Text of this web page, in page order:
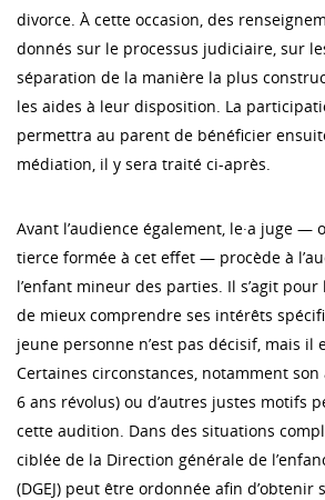
divorce. À cette occasion, des
donnés sur le processus judiciaire, sur
séparation de la manière la plus
les aides à leur disposition. La
permettra au parent de bénéficier
médiation, il y sera traité ci-après.
Avant l’audience également, le·a juge —
tierce formée à cet effet — procède à
l’enfant mineur des parties. Il s’agit
de mieux comprendre ses intérêts
jeune personne n’est pas décisif, mais il
Certaines circonstances, notamment
6 ans révolus) ou d’autres justes motifs
cette audition. Dans des situations
ciblée de la Direction générale de
(DGEJ) peut être ordonnée afin d’obtenir